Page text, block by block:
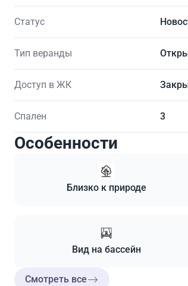
Статус
Тип веранды
Доступ в ЖК
Спален 3
Особенности
Близко к природе
Вид на бассейн
Смотреть все